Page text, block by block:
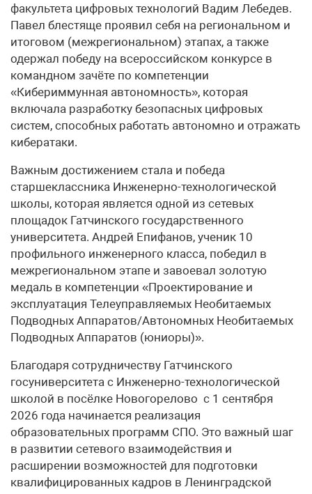
факультета цифровых технологий Вадим Лебедев.
Павел блестяще проявил себя на региональном и
итоговом (межрегиональном) этапах, а также
одержал победу на всероссийском конкурсе в
командном зачёте по компетенции
«Кибериммунная автономность», которая
включала разработку безопасных цифровых
систем, способных работать автономно и отражать
кибератаки.
Важным достижением стала и победа
старшеклассника Инженерно-технологической
школы, которая является одной из сетевых
площадок Гатчинского государственного
университета. Андрей Епифанов, ученик 10
профильного инженерного класса, победил в
межрегиональном этапе и завоевал золотую
медаль в компетенции «Проектирование и
эксплуатация Телеуправляемых Необитаемых
Подводных Аппаратов/Автономных Необитаемых
Подводных Аппаратов (юниоры)».
Благодаря сотрудничеству Гатчинского
госуниверситета с Инженерно-технологической
школой в посёлке Новогорелово с 1 сентября
2026 года начинается реализация
образовательных программ СПО. Это важный шаг
в развитии сетевого взаимодействия и
расширении возможностей для подготовки
квалифицированных кадров в Ленинградской